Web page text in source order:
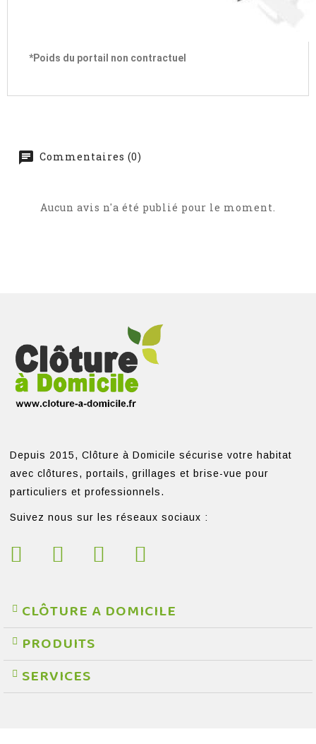
*Poids du portail non contractuel
Commentaires (0)
Aucun avis n'a été publié pour le moment.
Depuis 2015, Clôture à Domicile sécurise votre habitat
avec clôtures, portails, grillages et brise-vue pour
particuliers et professionnels.
Suivez nous sur les réseaux sociaux :
CLÔTURE A DOMICILE
PRODUITS
SERVICES